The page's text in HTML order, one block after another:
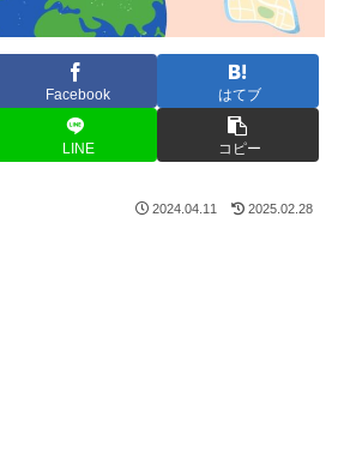
Facebook はてブ
LINE コピー
2024.04.11 2025.02.28